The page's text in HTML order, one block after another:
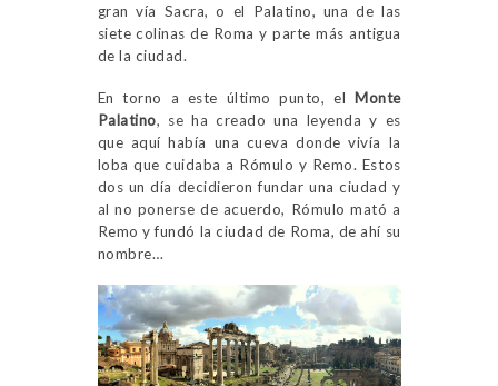
gran vía Sacra, o el Palatino, una de las
siete colinas de Roma y parte más antigua
de la ciudad.
En torno a este último punto, el Monte
Palatino, se ha creado una leyenda y es
que aquí había una cueva donde vivía la
loba que cuidaba a Rómulo y Remo. Estos
dos un día decidieron fundar una ciudad y
al no ponerse de acuerdo, Rómulo mató a
Remo y fundó la ciudad de Roma, de ahí su
nombre…